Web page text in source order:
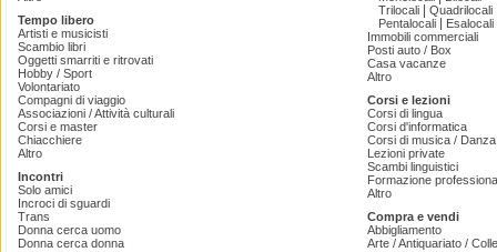
Tempo libero
Artisti e musicisti
Scambio libri
Oggetti smarriti e ritrovati
Hobby / Sport
Volontariato
Compagni di viaggio
Associazioni / Attività culturali
Corsi e master
Chiacchiere
Altro
Incontri
Solo amici
Incroci di sguardi
Trans
Donna cerca uomo
Donna cerca donna
Trilocali
Quadrilocali
Pentalocali
Esalocali
Immobili commerciali
Posti auto / Box
Casa vacanze
Altro
Corsi e lezioni
Corsi di lingua
Corsi d'informatica
Corsi di musica /
Lezioni private
Scambi linguistici
Formazione
Altro
Compra e vendi
Abbigliamento
Arte / Antiquariato /